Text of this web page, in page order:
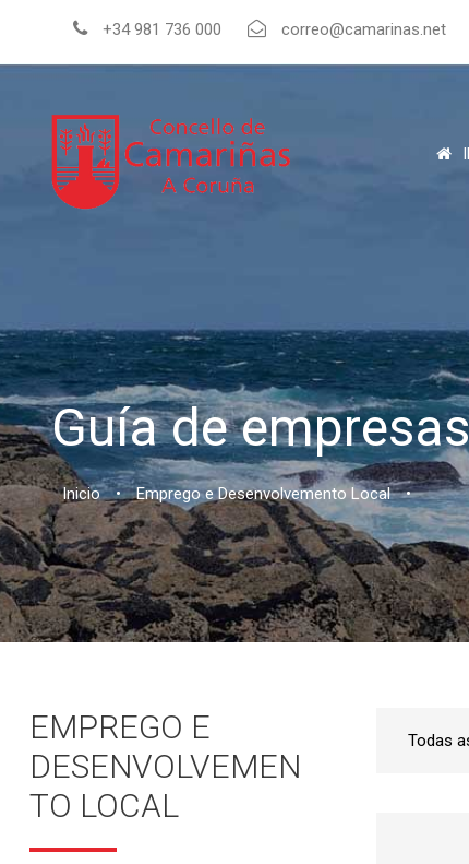
+34 981 736 000 correo@camarinas.net
Guía de empresas
Inicio • Emprego e Desenvolvemento Local •
EMPREGO E
DESENVOLVEMEN
TO LOCAL